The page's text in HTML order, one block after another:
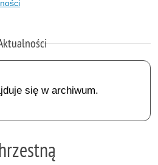
się w archiwum.